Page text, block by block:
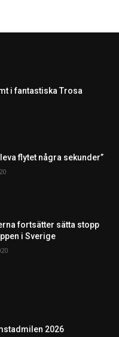
i fantastiska Trosa
flytet några sekunder”
fortsätter sätta stopp
i Sverige
2026